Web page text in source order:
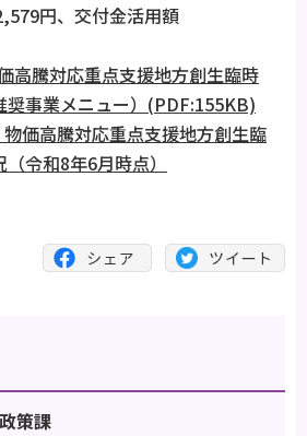
円、交付金活用額
高騰対応重点支援地方創生臨時
奨事業メニュー）(PDF:155KB)
価高騰対応重点支援地方創生臨
令和8年6月時点）
策課